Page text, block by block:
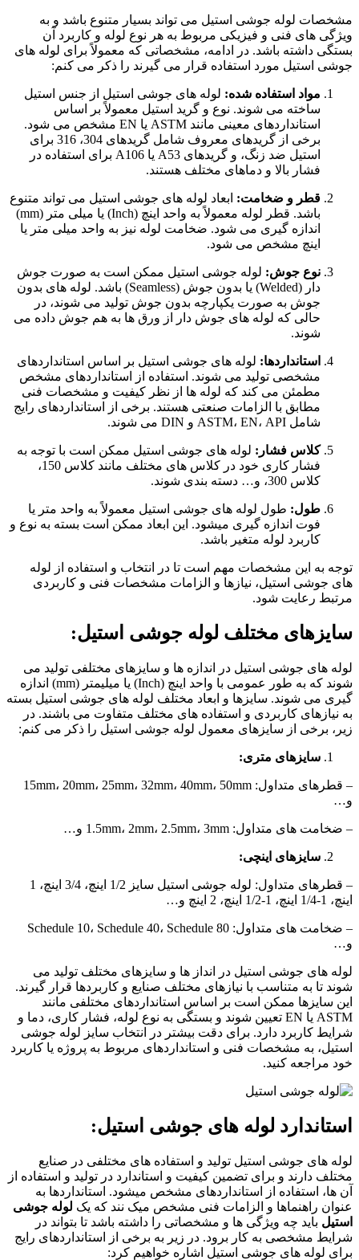
مشخصات لوله جوشی استیل می تواند بسیار متنوع باشد و به
ویژگی های فنی و فیزیکی مربوط به هر نوع لوله و کاربرد آن
بستگی داشته باشد. در ادامه، مشخصاتی که معمولاً برای لوله های
جوشی استیل مورد استفاده قرار می گیرند را ذکر می کنم:
مواد استفاده شده: لوله های جوشی استیل از جنس استیل
ساخته می شوند. نوع و گرید استیل معمولاً بر اساس
استانداردهای معینی مانند ASTM یا EN مشخص می شود.
برخی از گریدهای معروف شامل گریدهای 304، 316 برای
استیل ضد زنگ، و گریدهای A53 یا A106 برای استفاده در
فشار بالا و دماهای مختلف هستند.
قطر و ضخامت: ابعاد لوله های جوشی استیل می تواند متنوع
باشد. قطر لوله معمولاً به واحد اینچ (Inch) یا میلی متر (mm)
اندازه گیری می شود. ضخامت لوله نیز به واحد میلی متر یا
اینچ مشخص می شود.
نوع جوش: لوله جوشی استیل ممکن است به صورت جوش
دار (Welded) یا بدون جوش (Seamless) باشد. لوله های بدون
جوش به صورت یکپارچه بدون جوش تولید می شوند، در
حالی که لوله های جوش دار از ورق ها به هم جوش داده می
شوند.
استانداردها: لوله های جوشی استیل بر اساس استانداردهای
مشخصی تولید می شوند. استفاده از استانداردهای مشخص
مطمئن می کند که لوله ها از نظر کیفیت و مشخصات فنی
مطابق با الزامات صنعتی هستند. برخی از استانداردهای رایج
شامل ASTM، EN، API و DIN می شوند.
کلاس فشار: لوله های جوشی استیل ممکن است با توجه به
فشار کاری خود در کلاس های مختلف مانند کلاس 150،
کلاس 300، و… دسته بندی شوند.
طول: طول لوله های جوشی استیل معمولاً به واحد متر یا
فوت اندازه گیری میشود. این ابعاد ممکن است بسته به نوع و
کاربرد لوله متغیر باشد.
توجه به این مشخصات مهم است تا در انتخاب و استفاده از لوله
های جوشی استیل، نیازها و الزامات مشخصات فنی و کاربردی
مرتبط رعایت شود.
سایزهای مختلف لوله جوشی استیل:
لوله های جوشی استیل در اندازه ها و سایزهای مختلفی تولید می
شوند که به طور عمومی با واحد اینچ (Inch) یا میلیمتر (mm) اندازه
گیری می شوند. سایزها و ابعاد مختلف لوله های جوشی استیل بسته
به نیازهای کاربردی و استفاده های مختلف متفاوت می باشند. در
زیر، برخی از سایزهای معمول لوله جوشی استیل را ذکر می کنم:
سایزهای متری:
– قطرهای متداول: 15mm، 20mm، 25mm، 32mm، 40mm، 50mm
و…
– ضخامت های متداول: 1.5mm، 2mm، 2.5mm، 3mm و…
سایزهای اینچی:
– قطرهای متداول: لوله جوشی استیل سایز 1/2 اینچ
، 3/4 اینچ، 1
اینچ، 1-1/4 اینچ، 1-1/2 اینچ، 2 اینچ و…
– ضخامت های متداول: Schedule 10، Schedule 40، Schedule 80
و…
لوله های جوشی استیل در انداز ها و سایزهای مختلف تولید می
شوند تا به متناسب با نیازهای مختلف صنایع و کاربردها قرار گیرند.
این سایزها ممکن است بر اساس استانداردهای مختلفی مانند
ASTM یا EN تعیین شوند و بستگی به نوع لوله، فشار کاری، دما و
شرایط کاربرد دارد. برای دقت بیشتر در انتخاب سایز لوله جوشی
استیل، به مشخصات فنی و استانداردهای مربوط به پروژه یا کاربرد
خود مراجعه کنید.
استاندارد لوله های جوشی استیل:
لوله های جوشی استیل تولید و استفاده های مختلفی در صنایع
مختلف دارند و برای تضمین کیفیت و استاندارد در تولید و استفاده از
آن ها، استفاده از استانداردهای مشخص میشود. استانداردها به
عنوان راهنماها و الزامات فنی مشخص میک نند که یک لوله جوشی
استیل باید چه ویژگی ها و مشخصاتی را داشته باشد تا بتواند در
شرایط مشخصی به کار برود. در زیر به برخی از استانداردهای رایج
برای لوله های جوشی استیل اشاره خواهیم کرد: